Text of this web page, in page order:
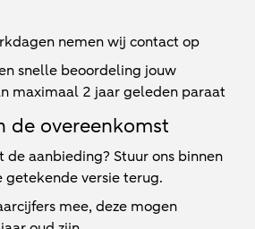
nemen wij contact op
snelle beoordeling jouw
maximaal 2 jaar geleden paraat
de overeenkomst
de aanbieding? Stuur ons binnen
getekende versie terug.
mee, deze mogen